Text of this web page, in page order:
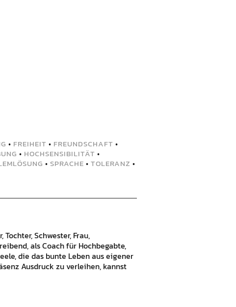
• FREIHEIT • FREUNDSCHAFT •
• HOCHSENSIBILITÄT •
• SPRACHE • TOLERANZ •
Schwester, Frau,
als Coach für Hochbegabte,
die das bunte Leben aus eigener
Ausdruck zu verleihen, kannst